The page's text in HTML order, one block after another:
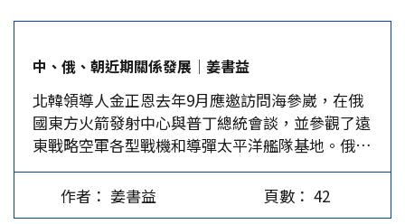
統一戰線，收容了數百萬難民，痛苦地與俄羅斯的
天然氣供應脫鉤，採取經濟制裁並限制俄羅斯的出
口，培訓烏克蘭士兵，邀請烏克蘭加入歐盟。歐洲
各國對基輔的經濟和軍事援助，共達580億歐元，
是美國的兩倍。 歐洲人擔心川普再度當選 但是，
歐洲領導人擔心如果2024年11月川普勝選，美國
可能不會那麼友善。果不其然，川普2月10日晚在
南卡羅萊納州造勢時表示，他在總統任內，就曾警
中、俄、朝近期關係發展│姜書益
北韓領導人金正恩去年9月應邀訪問海參崴，在俄
國東方火箭發射中心與普丁總統會談，並參觀了遠
東戰略空軍各型戰機和導彈太平洋艦隊基地。俄朝
加強軍事合作，普丁也已接受金正恩之邀要去北韓
訪問，對中國及東北亞的情勢都具直接影響，引起
國際關注。 金正恩海參崴之行的意義 2023年9月
作者： 姜書益 頁數： 42